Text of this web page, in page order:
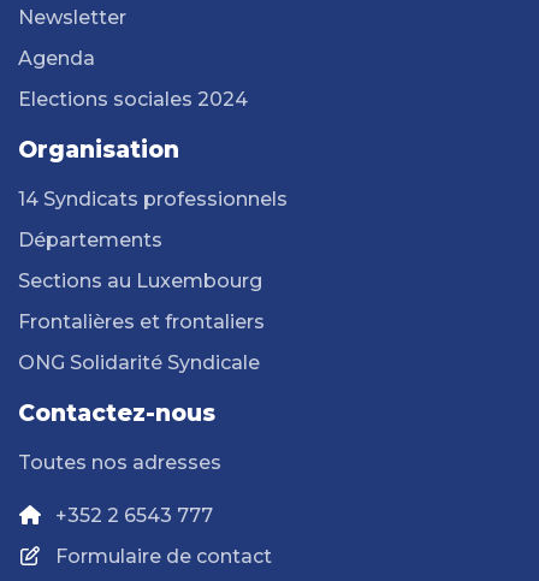
Newsletter
Agenda
Elections sociales 2024
Organisation
14 Syndicats professionnels
Départements
Sections au Luxembourg
Frontalières et frontaliers
ONG Solidarité Syndicale
Contactez-nous
Toutes nos adresses
+352 2 6543 777
Formulaire de contact